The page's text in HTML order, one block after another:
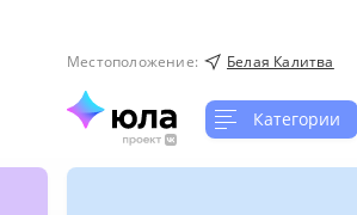
Местоположение: Белая Калитва
Категории